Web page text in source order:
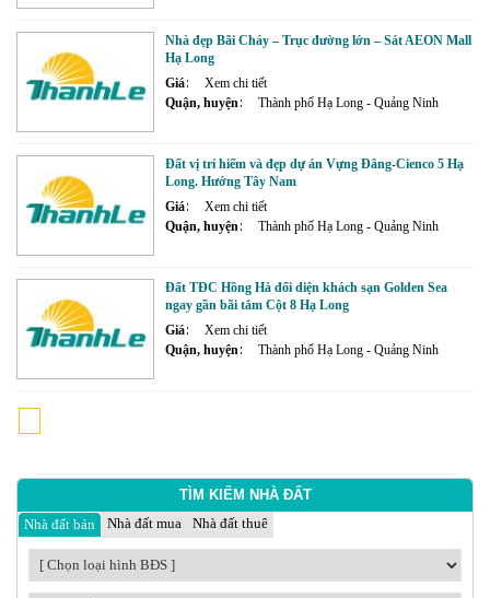
TÌM KIẾM NHÀ ĐẤT
Nhà đất bán
Nhà đất mua Nhà đất thuê
Nhà đẹp Bãi Cháy – Trục đường lớn – Sát AEON Mall
Hạ Long
Giá
Xem chi tiết
Quận, huyện
Thành phố Hạ Long - Quảng Ninh
Đất vị trí hiếm và đẹp dự án Vựng Đâng-Cienco 5 Hạ
Long. Hướng Tây Nam
Giá
Xem chi tiết
Quận, huyện
Thành phố Hạ Long - Quảng Ninh
Đất TĐC Hồng Hà đối diện khách sạn Golden Sea
ngay gần bãi tắm Cột 8 Hạ Long
Giá
Xem chi tiết
Quận, huyện
Thành phố Hạ Long - Quảng Ninh